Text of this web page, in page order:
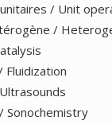
/ Unit
/
Fluidization
Sonochemistry